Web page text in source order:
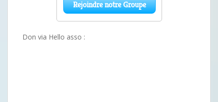
Don via Hello asso :